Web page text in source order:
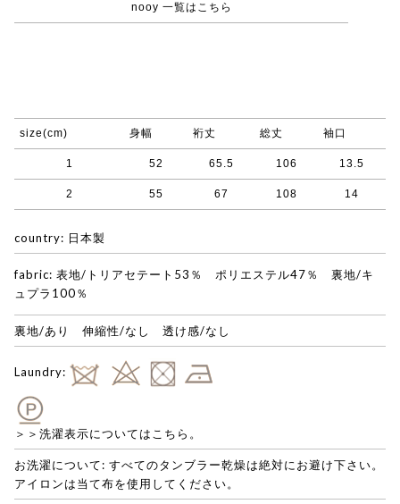
nooy 一覧はこちら
size(cm) 身幅 裄丈 総丈 袖口
1 52 65.5 106 13.5
2 55 67 108 14
country: 日本製
fabric: 表地/トリアセテート53％ ポリエステル47％ 裏地/キ
ュプラ100％
裏地/あり 伸縮性/なし 透け感/なし
Laundry:
＞＞洗濯表示についてはこちら。
お洗濯について: すべてのタンブラー乾燥は絶対にお避け下さい。
アイロンは当て布を使用してください。